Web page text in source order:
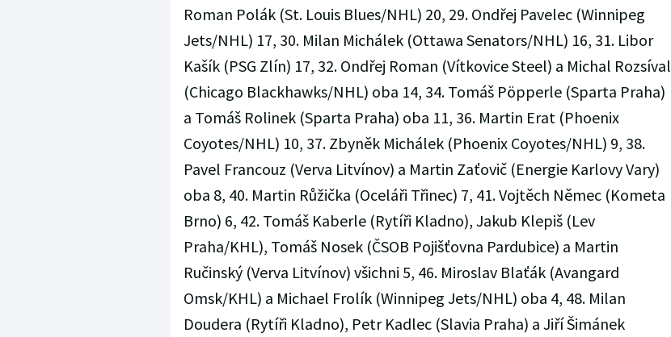
Roman Polák (St. Louis Blues/NHL) 20, 29. Ondřej Pavelec (Winnipeg
Jets/NHL) 17, 30. Milan Michálek (Ottawa Senators/NHL) 16, 31. Libor
Kašík (PSG Zlín) 17, 32. Ondřej Roman (Vítkovice Steel) a Michal Rozsíval
(Chicago Blackhawks/NHL) oba 14, 34. Tomáš Pöpperle (Sparta Praha)
a Tomáš Rolinek (Sparta Praha) oba 11, 36. Martin Erat (Phoenix
Coyotes/NHL) 10, 37. Zbyněk Michálek (Phoenix Coyotes/NHL) 9, 38.
Pavel Francouz (Verva Litvínov) a Martin Zaťovič (Energie Karlovy Vary)
oba 8, 40. Martin Růžička (Oceláři Třinec) 7, 41. Vojtěch Němec (Kometa
Brno) 6, 42. Tomáš Kaberle (Rytíři Kladno), Jakub Klepiš (Lev
Praha/KHL), Tomáš Nosek (ČSOB Pojišťovna Pardubice) a Martin
Ručinský (Verva Litvínov) všichni 5, 46. Miroslav Blaťák (Avangard
Omsk/KHL) a Michael Frolík (Winnipeg Jets/NHL) oba 4, 48. Milan
Doudera (Rytíři Kladno), Petr Kadlec (Slavia Praha) a Jiří Šimánek